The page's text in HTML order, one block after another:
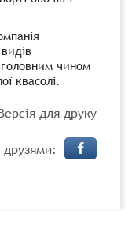
головним чином
квасолі.
для друку
друзями: